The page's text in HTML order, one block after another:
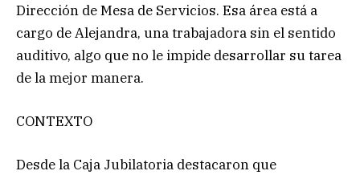
Dirección de Mesa de Servicios. Esa área está a
cargo de Alejandra, una trabajadora sin el sentido
auditivo, algo que no le impide desarrollar su tarea
de la mejor manera.
CONTEXTO
Desde la Caja Jubilatoria destacaron que